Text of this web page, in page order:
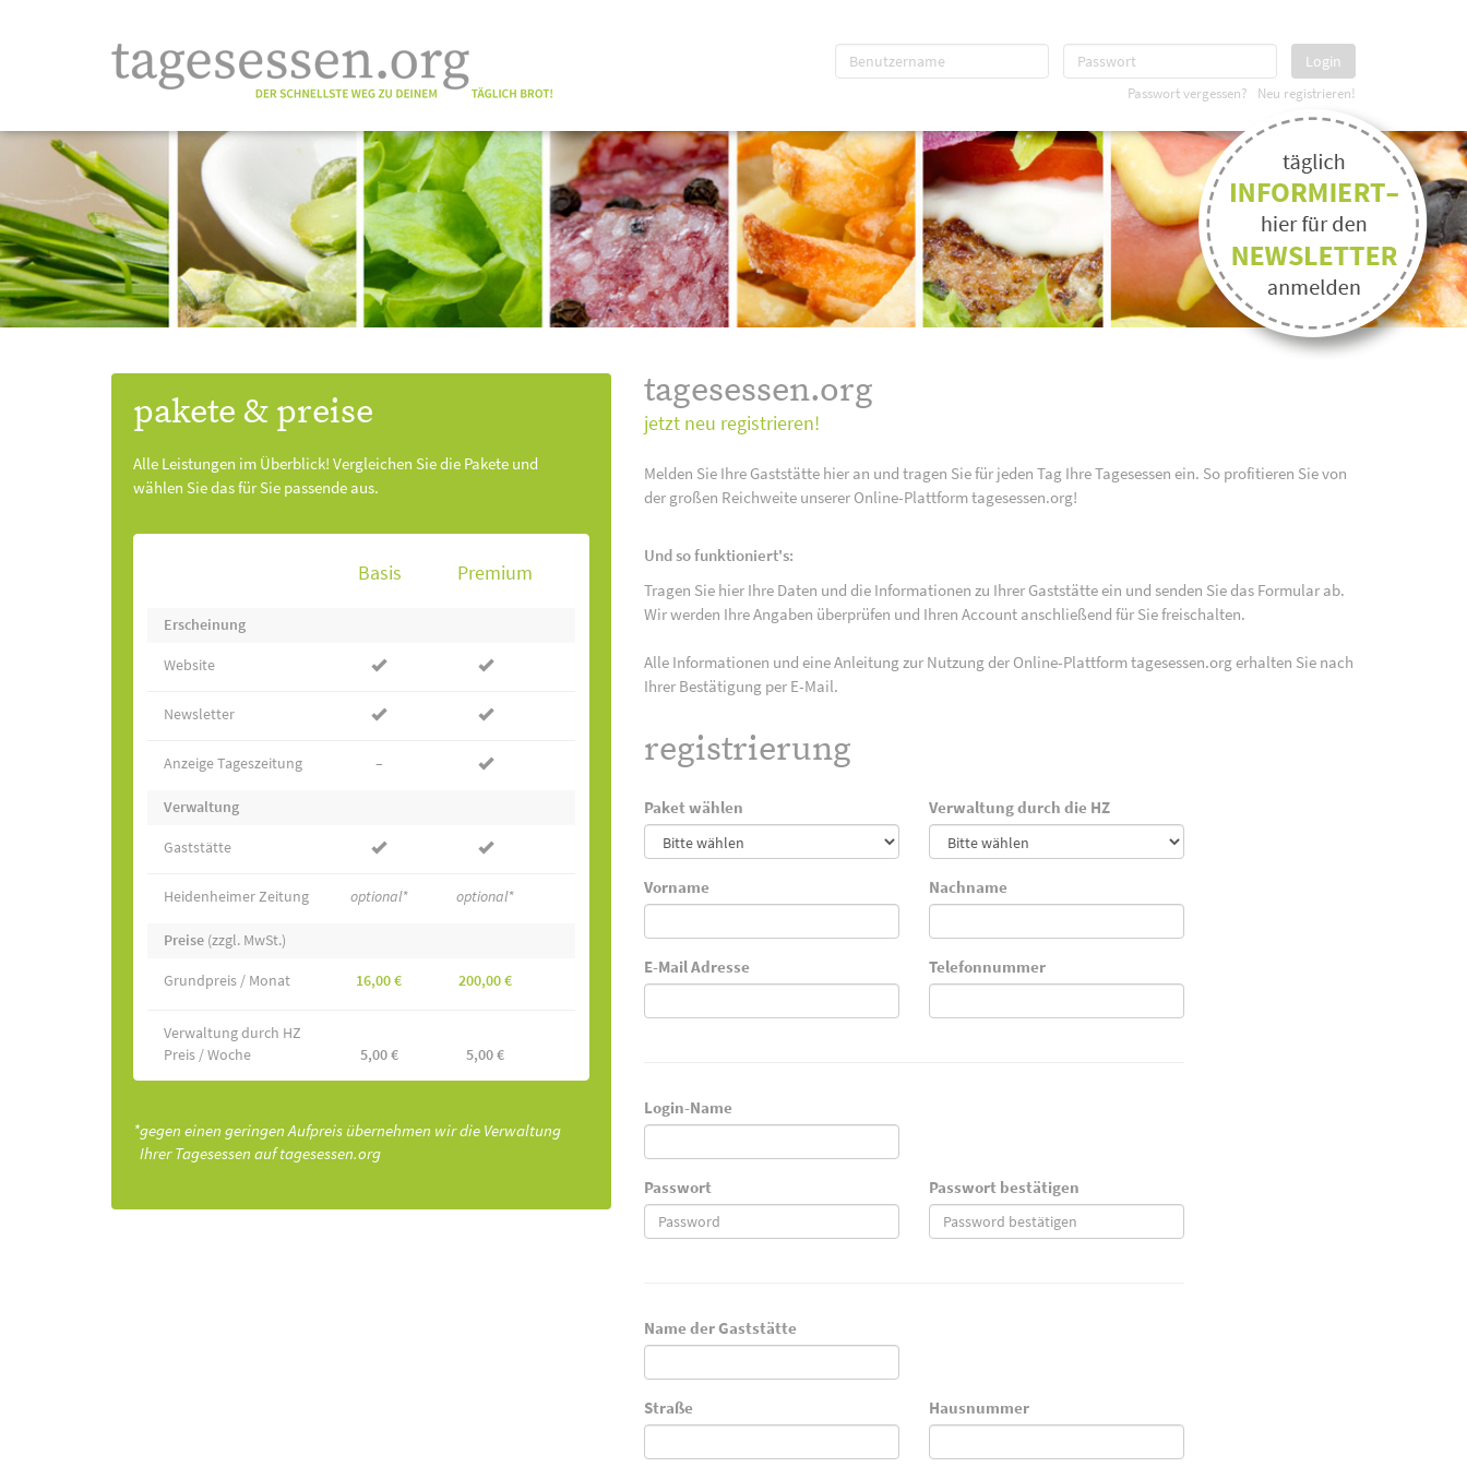
Login
Passwort vergessen? Neu registrieren!
pakete & preise
Alle Leistungen im Überblick! Vergleichen Sie die Pakete und
wählen Sie das für Sie passende aus.
Basis Premium
Erscheinung
Website
Newsletter
Anzeige Tageszeitung –
Verwaltung
Gaststätte
Heidenheimer Zeitung optional* optional*
Preise (zzgl. MwSt.)
Grundpreis / Monat 16,00 € 200,00 €
Verwaltung durch HZ
Preis / Woche
5,00 € 5,00 €
*gegen einen geringen Aufpreis übernehmen wir die Verwaltung
Ihrer Tagesessen auf tagesessen.org
tagesessen.org
jetzt neu registrieren!
Melden Sie Ihre Gaststätte hier an und tragen Sie für jeden Tag Ihre Tagesessen ein. So profitieren Sie von
der großen Reichweite unserer Online-Plattform tagesessen.org!
Und so funktioniert's:
Tragen Sie hier Ihre Daten und die Informationen zu Ihrer Gaststätte ein und senden Sie das Formular ab.
Wir werden Ihre Angaben überprüfen und Ihren Account anschließend für Sie freischalten.
Alle Informationen und eine Anleitung zur Nutzung der Online-Plattform tagesessen.org erhalten Sie nach
Ihrer Bestätigung per E-Mail.
registrierung
Paket wählen Verwaltung durch die HZ
Vorname Nachname
E-Mail Adresse Telefonnummer
Login-Name
Passwort Passwort bestätigen
Name der Gaststätte
Straße Hausnummer